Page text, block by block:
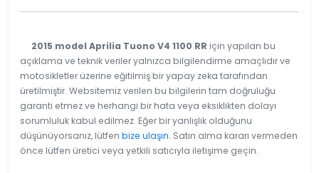
2015 model Aprilia Tuono V4 1100 RR için yapılan bu
açıklama ve teknik veriler yalnızca bilgilendirme amaçlıdır ve
motosikletler üzerine eğitilmiş bir yapay zeka tarafından
üretilmiştir. Websitemiz verilen bu bilgilerin tam doğruluğu
garanti etmez ve herhangi bir hata veya eksiklikten dolayı
sorumluluk kabul edilmez. Eğer bir yanlışlık olduğunu
düşünüyorsanız, lütfen bize ulaşın. Satın alma kararı vermeden
önce lütfen üretici veya yetkili satıcıyla iletişime geçin.